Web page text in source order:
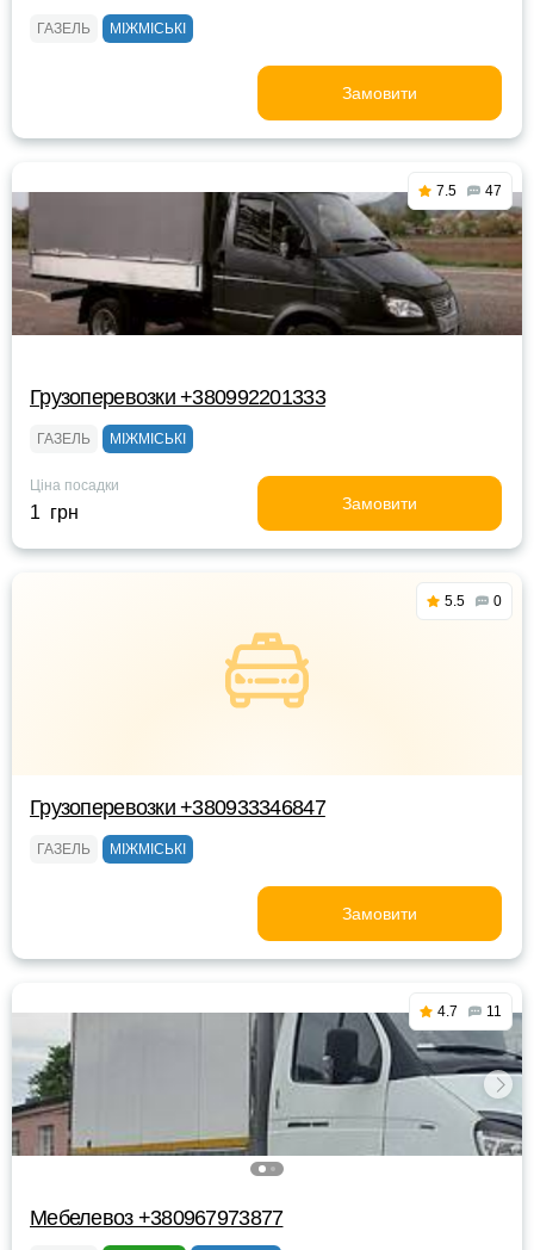
ГАЗЕЛЬ МІЖМІСЬКІ
Замовити
7.5 47
Грузоперевозки +380992201333
ГАЗЕЛЬ МІЖМІСЬКІ
Ціна посадки
1 грн Замовити
5.5 0
Грузоперевозки +380933346847
ГАЗЕЛЬ МІЖМІСЬКІ
Замовити
4.7 11
Мебелевоз +380967973877